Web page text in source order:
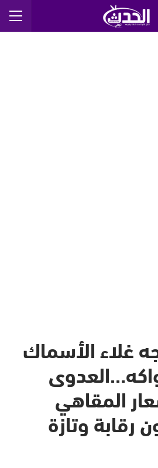
غلاء الأسماك
المقاهي
رقابة وتازة